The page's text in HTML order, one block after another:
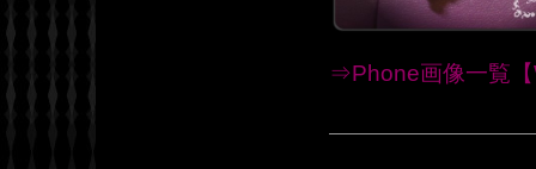
⇒Phone画像一覧